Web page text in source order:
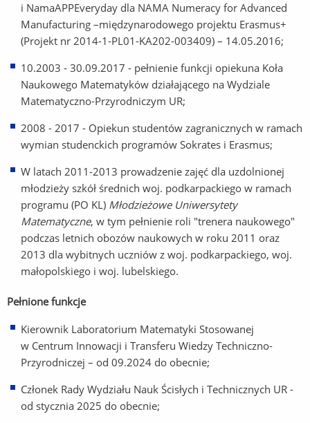
i NamaAPPEveryday dla NAMA Numeracy for Advanced
Manufacturing –międzynarodowego projektu Erasmus+
(Projekt nr 2014-1-PL01-KA202-003409) – 14.05.2016;
10.2003 - 30.09.2017 - pełnienie funkcji opiekuna Koła
Naukowego Matematyków działającego na Wydziale
Matematyczno-Przyrodniczym UR;
2008 - 2017 - Opiekun studentów zagranicznych w ramach
wymian studenckich programów Sokrates i Erasmus;
W latach 2011-2013 prowadzenie zajęć dla uzdolnionej
młodzieży szkół średnich woj. podkarpackiego w ramach
programu (PO KL) Młodzieżowe Uniwersytety
Matematyczne, w tym pełnienie roli "trenera naukowego"
podczas letnich obozów naukowych w roku 2011 oraz
2013 dla wybitnych uczniów z woj. podkarpackiego, woj.
małopolskiego i woj. lubelskiego.
Pełnione funkcje
Kierownik Laboratorium Matematyki Stosowanej
w Centrum Innowacji i Transferu Wiedzy Techniczno-
Przyrodniczej – od 09.2024 do obecnie;
Członek Rady Wydziału Nauk Ścisłych i Technicznych UR -
od stycznia 2025 do obecnie;